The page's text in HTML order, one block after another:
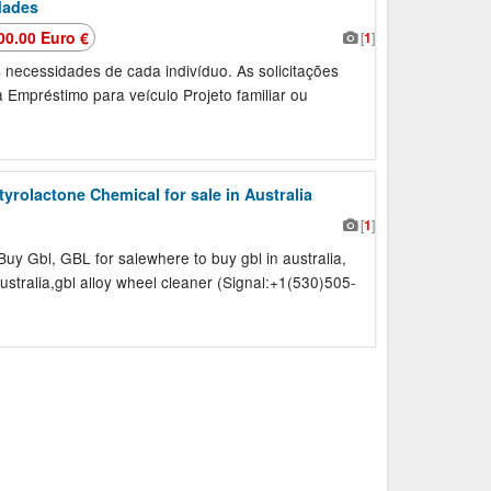
[1]
Euro €
de cada indivíduo. As solicitações
para veículo Projeto familiar ou
Chemical for sale in Australia
[1]
Gbl, GBL for salewhere to buy gbl in australia,
alloy wheel cleaner (Signal:+1(530)505-